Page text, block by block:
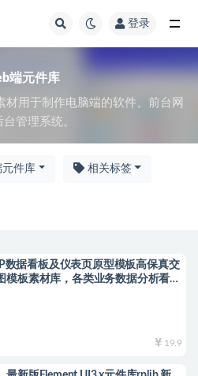
登录
端元件库
材用于制作电脑端的软件、前台网
管理系统。
元件库 相关标签
数据看板及仪表页原型模板高保真交
模板素材库，各类业务数据分析看板
19.9